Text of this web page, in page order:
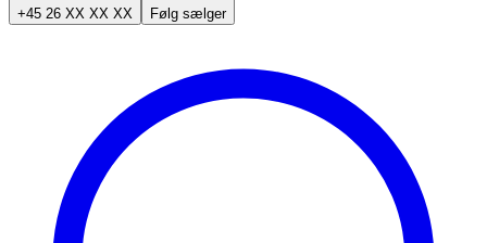
+45 26 XX XX XX Følg sælger